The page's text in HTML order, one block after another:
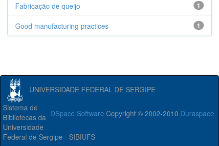
1
Fabricação de queijo
1
Good manufacturing practices
UNIVERSIDADE FEDERAL DE SERGIPE
DSpace Software Copyright © 2002-2010 Duraspace
Sistema de
Bibliotecas da
Universidade
Federal de Sergipe - SIBIUFS